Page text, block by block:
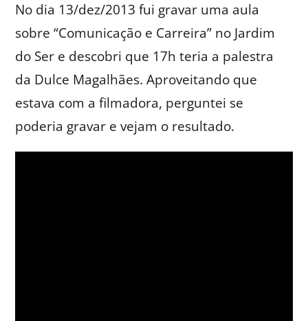
No dia 13/dez/2013 fui gravar uma aula
sobre “Comunicação e Carreira” no Jardim
do Ser e descobri que 17h teria a palestra
da Dulce Magalhães. Aproveitando que
estava com a filmadora, perguntei se
poderia gravar e vejam o resultado.